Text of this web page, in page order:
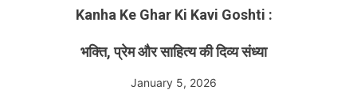
Kanha Ke Ghar Ki Kavi Goshti :
भक्ति, प्रेम और साहित्य की दिव्य संध्या
January 5, 2026